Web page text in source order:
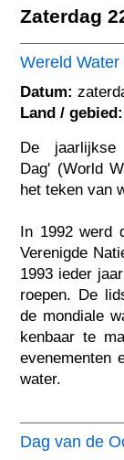
Zaterdag
Wereld Water
Datum:
Land / gebied:
De
Dag' (World
het teken van
In 1992 werd
Verenigde
1993 ieder
roepen. De
de mondiale
kenbaar te
evenementen
water.
Dag van de